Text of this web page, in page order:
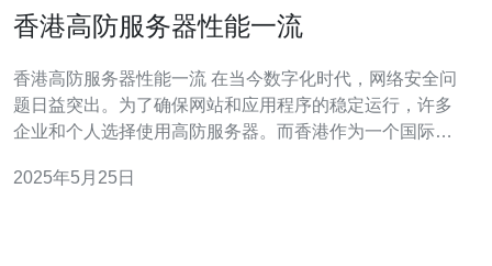
香港高防服务器性能一流
香港高防服务器性能一流 在当今数字化时代，网络安全问
题日益突出。为了确保网站和应用程序的稳定运行，许多
企业和个人选择使用高防服务器。而香港作为一个国际化
能一流。 高防服务器是一种可以抵御各种网络攻击的服务
2025年5月25日